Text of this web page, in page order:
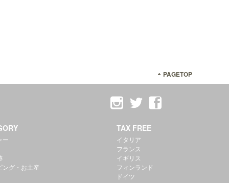
PAGETOP
ー
ング・お土産
TAX FREE
イタリア
フランス
イギリス
フィンランド
ドイツ